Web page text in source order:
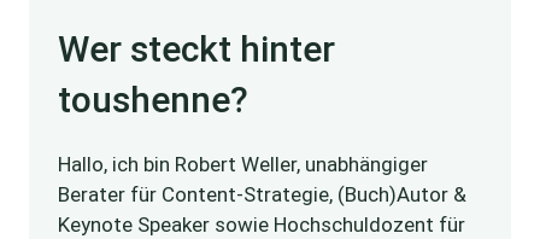
Wer steckt hinter
toushenne?
Hallo, ich bin Robert Weller, unabhängiger
Berater für Content-Strategie, (Buch)Autor &
Keynote Speaker sowie Hochschuldozent für